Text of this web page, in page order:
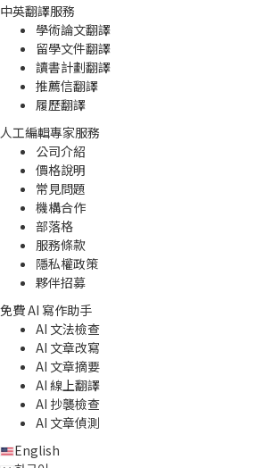
中英翻譯服務
學術論文翻譯
留學文件翻譯
讀書計劃翻譯
推薦信翻譯
履歷翻譯
人工編輯專家服務
公司介紹
價格說明
常見問題
機構合作
部落格
服務條款
隱私權政策
夥伴招募
免費 AI 寫作助手
AI 文法檢查
AI 文章改寫
AI 文章摘要
AI 線上翻譯
AI 抄襲檢查
AI 文章偵測
English